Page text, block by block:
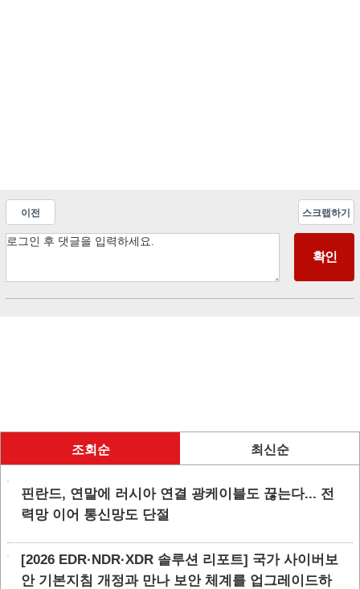
이전 스크랩하기
조회순 최신순
핀란드, 연말에 러시아 연결 광케이블도 끊는다... 전
력망 이어 통신망도 단절
[2026 EDR·NDR·XDR 솔루션 리포트] 국가 사이버보
안 기본지침 개정과 만나 보안 체계를 업그레이드하